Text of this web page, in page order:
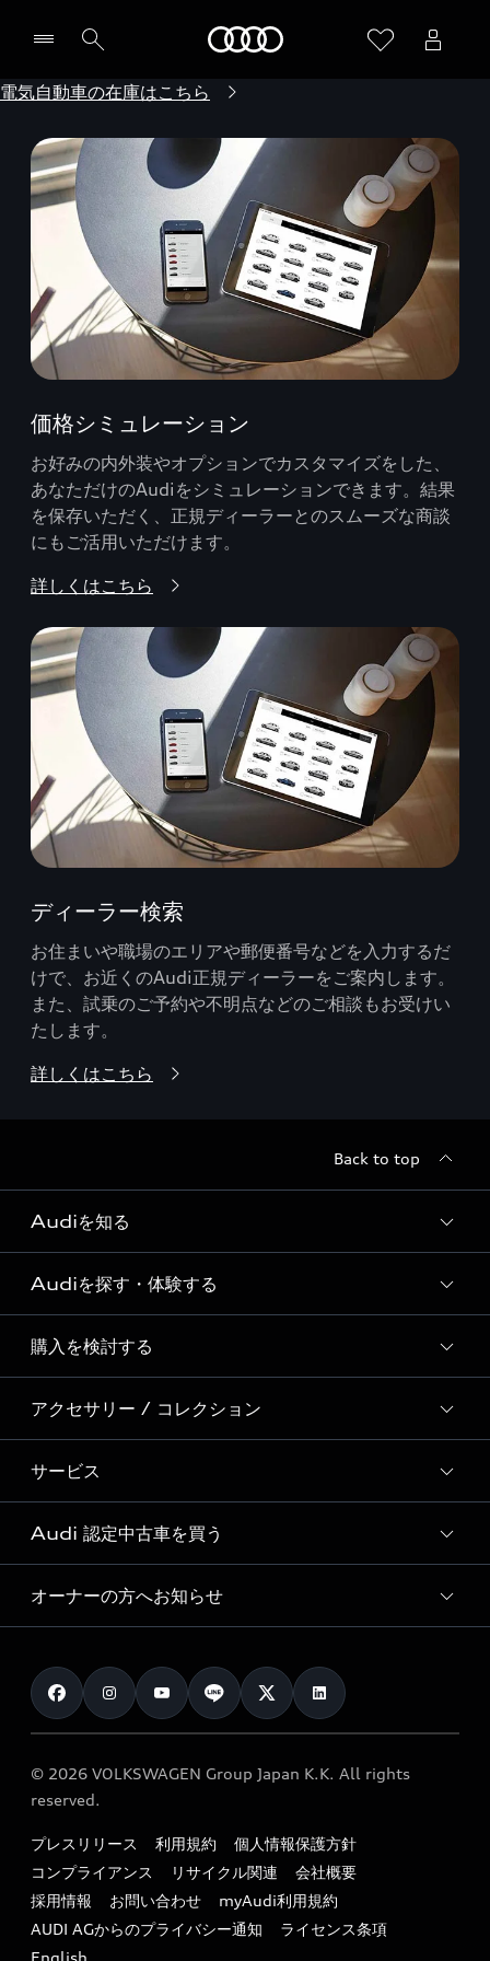
電気自動車の在庫はこちら
価格シミュレーション
お好みの内外装やオプションでカスタマイズをした、
あなただけのAudiをシミュレーションできます。結果
を保存いただく、正規ディーラーとのスムーズな商談
にもご活用いただけます。
詳しくはこちら
ディーラー検索
お住まいや職場のエリアや郵便番号などを入力するだ
けで、お近くのAudi正規ディーラーをご案内します。
また、試乗のご予約や不明点などのご相談もお受けい
たします。
詳しくはこちら
Back to top
Audiを知る
Audi ブランド
Story of Progress
Audi Sport
Formula 1®
デジタルサービス
Audiを探す・体験する
ディーラー検索
新車在庫検索
試乗車・展示車検索
見積り依頼
試乗予約
購入を検討する
モデル一覧
特別仕様モデル / 限定モデル
e-tronラインアップ
価格シミュレーション
車両比較
カタログ一覧
アクセサリー / コレクション
純正アクセサリー
オンラインショップ
Audi collection
アウディナビアプリ
サービス
サービス入庫予約
サービスプログラム
メンテナンス
車検 / 定期点検
e-tronアフターサポート
myAudi
Audi 認定中古車を買う
Audi認定中古車
クオリティ
保証
メンテナンス
ファイナンス
キャンペーン / イベント
買取査定
オーナーの方へお知らせ
お知らせ
オーナー様向けキャンペーン
特定整備適用車一覧
リサイクル法
よくある質問（FAQ）
© 2026 VOLKSWAGEN Group Japan K.K. All rights
reserved.
プレスリリース 利用規約
個人情報保護方針
コンプライアンス
リサイクル関連
会社概要
採用情報
お問い合わせ
myAudi利用規約
AUDI AGからのプライバシー通知
ライセンス条項
English